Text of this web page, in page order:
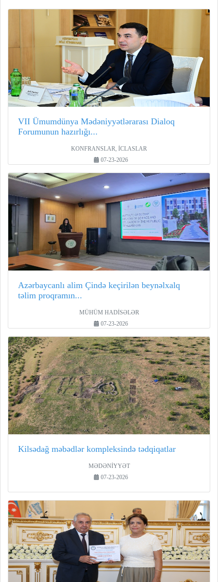
VII Ümumdünya Mədəniyyətlərarası Dialoq
Forumunun hazırlığı...
KONFRANSLAR, İCLASLAR
07-23-2026
Azərbaycanlı alim Çində keçirilən beynəlxalq
təlim proqramın...
MÜHÜM HADİSƏLƏR
07-23-2026
Kilsədağ məbədlər kompleksində tədqiqatlar
MƏDƏNİYYƏT
07-23-2026